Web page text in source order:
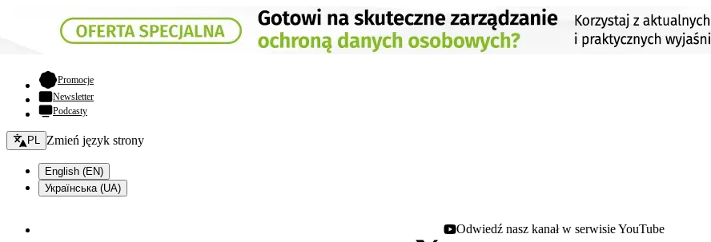
Promocje- otwiera się w nowej karcie
Newsletter
Podcasty
Zmień język - bieżący:
PL Zmień język strony
English (EN)
Українська (UA)
Youtube - otwiera się w nowej karcie
Odwiedź nasz kanał w serwisie YouTube